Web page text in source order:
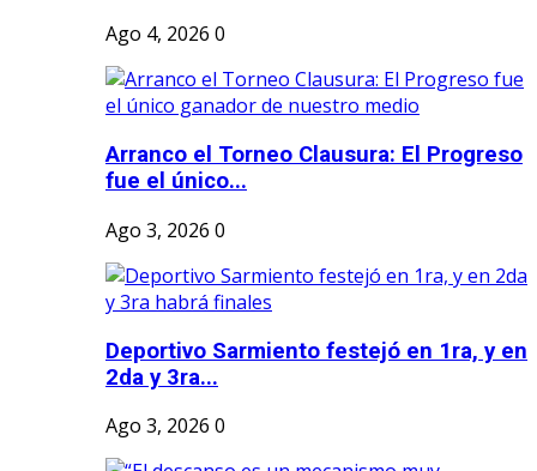
Ago 4, 2026 0
Arranco el Torneo Clausura: El Progreso
fue el único...
Ago 3, 2026 0
Deportivo Sarmiento festejó en 1ra, y en
2da y 3ra...
Ago 3, 2026 0